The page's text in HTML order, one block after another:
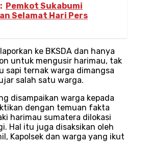
Pemkot Sukabumi
Selamat Hari Pers
ke BKSDA dan hanya
untuk mengusir harimau, tak
sapi ternak warga dimangsa
salah satu warga.
disampaikan warga kepada
dengan temuan fakta
harimau sumatera dilokasi
Hal itu juga disaksikan oleh
Kapolsek dan warga yang ikut